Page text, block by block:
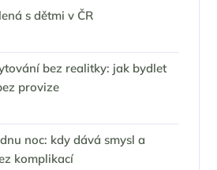
s dětmi v ČR
bez realitky: jak bydlet
provize
noc: kdy dává smysl a
komplikací